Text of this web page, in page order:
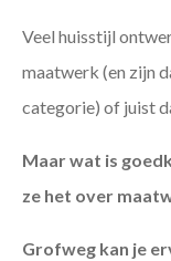
Veel huisstijl
maatwerk (en zijn
categorie) of juist
Maar wat is
ze het over
Grofweg kan je